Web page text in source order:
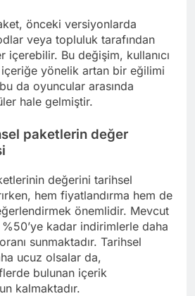
önceki versiyonlarda
veya topluluk tarafından
içerebilir. Bu değişim, kullanıcı
yönelik artan bir eğilimi
da oyuncular arasında
hale gelmiştir.
paketlerin değer
değerini tarihsel
hem fiyatlandırma hem de
önemlidir. Mevcut
kadar indirimlerle daha
sunmaktadır. Tarihsel
ucuz olsalar da,
bulunan içerik
kalmaktadır.